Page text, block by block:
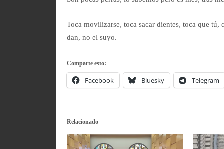
Toca movilizarse, toca sacar dientes, toca que
dan, no el suyo.
Comparte esto:
Facebook Bluesky Telegram
Relacionado